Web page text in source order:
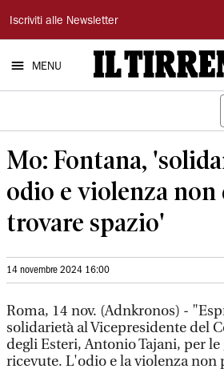
Il
Tirreno
Iscriviti alle Newsletter
MENU
Mo: Fontana,
odio e violenza non
trovare spazio'
14 novembre 2024 16:00
Roma, 14 nov. (Adnkronos) -
solidarietà al Vicepresidente del
degli Esteri, Antonio Tajani, per
ricevute. L'odio e la violenza non